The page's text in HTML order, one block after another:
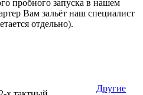
пробного запуска в нашем
Вам зальёт наш специалист
отдельно).
Другие